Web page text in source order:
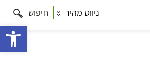
ניווט מהיר חיפוש